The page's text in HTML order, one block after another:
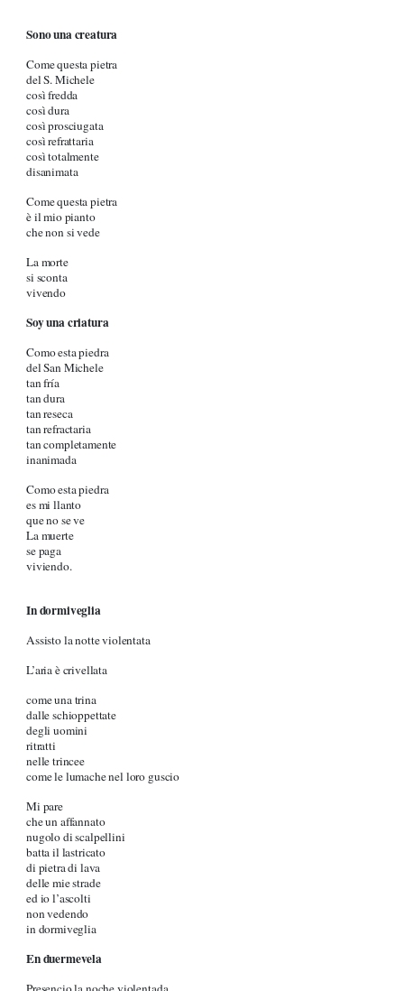
Sono una creatura
Come questa pietra
del S. Michele
così fredda
così dura
così prosciugata
così refrattaria
così totalmente
disanimata
Come questa pietra
è il mio pianto
che non si vede
La morte
si sconta
vivendo
Soy una criatura
Como esta piedra
del San Michele
tan fría
tan dura
tan reseca
tan refractaria
tan completamente
inanimada
Como esta piedra
es mi llanto
que no se ve
La muerte
se paga
viviendo.
In dormiveglia
Assisto la notte violentata
L’aria è crivellata
come una trina
dalle schioppettate
degli uomini
ritratti
nelle trincee
come le lumache nel loro guscio
Mi pare
che un affannato
nugolo di scalpellini
batta il lastricato
di pietra di lava
delle mie strade
ed io l’ascolti
non vedendo
in dormiveglia
En duermevela